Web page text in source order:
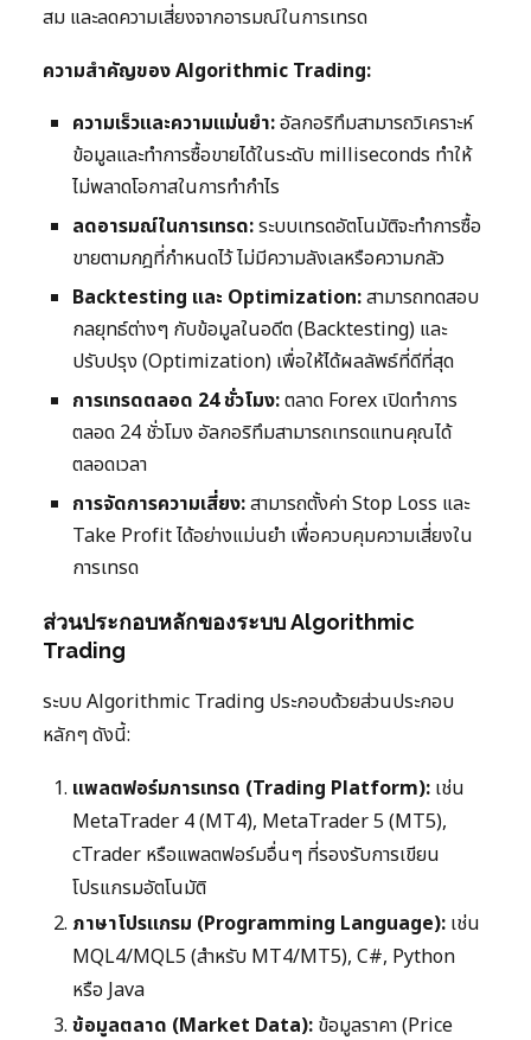
สม และลดความเสี่ยงจากอารมณ์ในการเทรด
ความสำคัญของ Algorithmic Trading:
ความเร็วและความแม่นยำ:อัลกอริทึมสามารถวิเคราะห์
ข้อมูลและทำการซื้อขายได้ในระดับ milliseconds ทำให้
ไม่พลาดโอกาสในการทำกำไร
ลดอารมณ์ในการเทรด:ระบบเทรดอัตโนมัติจะทำการซื้อ
ขายตามกฎที่กำหนดไว้ ไม่มีความลังเลหรือความกลัว
Backtesting และ Optimization:สามารถทดสอบ
กลยุทธ์ต่างๆ กับข้อมูลในอดีต (Backtesting) และ
ปรับปรุง (Optimization) เพื่อให้ได้ผลลัพธ์ที่ดีที่สุด
การเทรดตลอด 24 ชั่วโมง:ตลาด Forex เปิดทำการ
ตลอด 24 ชั่วโมง อัลกอริทึมสามารถเทรดแทนคุณได้
ตลอดเวลา
การจัดการความเสี่ยง:สามารถตั้งค่า Stop Loss และ
Take Profit ได้อย่างแม่นยำ เพื่อควบคุมความเสี่ยงใน
การเทรด
ส่วนประกอบหลักของระบบ Algorithmic
Trading
ระบบ Algorithmic Trading ประกอบด้วยส่วนประกอบ
หลักๆ ดังนี้:
แพลตฟอร์มการเทรด (Trading Platform): เช่น
MetaTrader 4 (MT4), MetaTrader 5 (MT5),
cTrader หรือแพลตฟอร์มอื่นๆ ที่รองรับการเขียน
โปรแกรมอัตโนมัติ
ภาษาโปรแกรม (Programming Language): เช่น
MQL4/MQL5 (สำหรับ MT4/MT5), C#, Python
หรือ Java
ข้อมูลตลาด (Market Data): ข้อมูลราคา (Price